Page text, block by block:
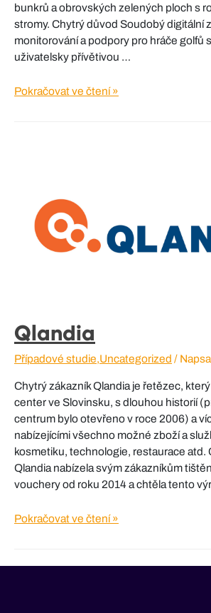
bunkrů a obrovských zelených ploch s
stromy. Chytrý důvod Soudobý digitální
monitorování a podpory pro hráče golfů
uživatelsky přívětivou …
CUBO
Pokračovat ve čtení »
Qlandia
Případové studie,Uncategorized /
Chytrý zákazník Qlandia je řetězec,
center ve Slovinsku, s dlouhou historií
centrum bylo otevřeno v roce 2006) a
nabízejícími všechno možné zboží a
kosmetiku, technologie, restaurace atd.
Qlandia nabízela svým zákazníkům
vouchery od roku 2014 a chtěla tento
Qlandia
Pokračovat ve čtení »